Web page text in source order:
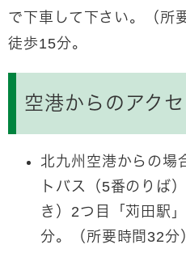
で下車して下さい。（所
徒歩15分。
空港からのアクセ
北九州空港からの場
トバス（5番のりば
き）2つ目「苅田駅
分。（所要時間32分